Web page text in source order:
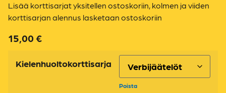
Lisää korttisarjat yksitellen ostoskoriin, kolmen ja viiden
korttisarjan alennus lasketaan ostoskoriin
15,00€
Kielenhuoltokorttisarja
Poista